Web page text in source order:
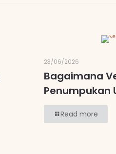
23/06/2026
Bagaimana
Penumpukan
Read more